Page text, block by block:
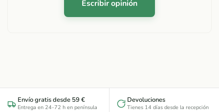
Escribir opinión
Envío gratis desde 59 €
Entrega en 24-72 h en península
Devoluciones
Tienes 14 días desde la recepción